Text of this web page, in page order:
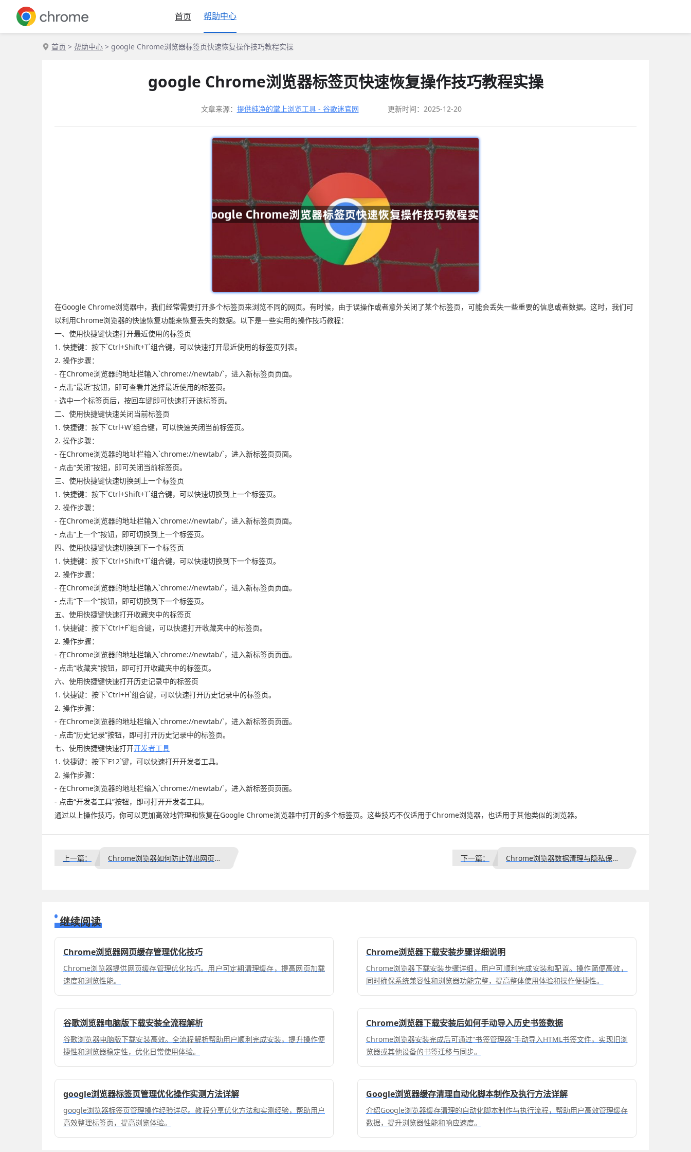
首页 帮助中心
首页 > 帮助中心 > google Chrome浏览器标签页快速恢复操作技巧教程实操
google Chrome浏览器标签页快速恢复操作技巧教程实操
文章来源： 提供纯净的掌上浏览工具 - 谷歌迷官网 更新时间：2025-12-20
在Google Chrome浏览器中，我们经常需要打开多个标签页来浏览不同的网页。有时候，由于误操作或者意外关闭了某个标签页，可能会丢失一些重要的信息或者数据。这时，我们可
以利用Chrome浏览器的快速恢复功能来恢复丢失的数据。以下是一些实用的操作技巧教程：
一、使用快捷键快速打开最近使用的标签页
1. 快捷键：按下`Ctrl+Shift+T`组合键，可以快速打开最近使用的标签页列表。
2. 操作步骤：
- 在Chrome浏览器的地址栏输入`chrome://newtab/`，进入新标签页页面。
- 点击“最近”按钮，即可查看并选择最近使用的标签页。
- 选中一个标签页后，按回车键即可快速打开该标签页。
二、使用快捷键快速关闭当前标签页
1. 快捷键：按下`Ctrl+W`组合键，可以快速关闭当前标签页。
2. 操作步骤：
- 在Chrome浏览器的地址栏输入`chrome://newtab/`，进入新标签页页面。
- 点击“关闭”按钮，即可关闭当前标签页。
三、使用快捷键快速切换到上一个标签页
1. 快捷键：按下`Ctrl+Shift+T`组合键，可以快速切换到上一个标签页。
2. 操作步骤：
- 在Chrome浏览器的地址栏输入`chrome://newtab/`，进入新标签页页面。
- 点击“上一个”按钮，即可切换到上一个标签页。
四、使用快捷键快速切换到下一个标签页
1. 快捷键：按下`Ctrl+Shift+T`组合键，可以快速切换到下一个标签页。
2. 操作步骤：
- 在Chrome浏览器的地址栏输入`chrome://newtab/`，进入新标签页页面。
- 点击“下一个”按钮，即可切换到下一个标签页。
五、使用快捷键快速打开收藏夹中的标签页
1. 快捷键：按下`Ctrl+F`组合键，可以快速打开收藏夹中的标签页。
2. 操作步骤：
- 在Chrome浏览器的地址栏输入`chrome://newtab/`，进入新标签页页面。
- 点击“收藏夹”按钮，即可打开收藏夹中的标签页。
六、使用快捷键快速打开历史记录中的标签页
1. 快捷键：按下`Ctrl+H`组合键，可以快速打开历史记录中的标签页。
2. 操作步骤：
- 在Chrome浏览器的地址栏输入`chrome://newtab/`，进入新标签页页面。
- 点击“历史记录”按钮，即可打开历史记录中的标签页。
七、使用快捷键快速打开开发者工具
1. 快捷键：按下`F12`键，可以快速打开开发者工具。
2. 操作步骤：
- 在Chrome浏览器的地址栏输入`chrome://newtab/`，进入新标签页页面。
- 点击“开发者工具”按钮，即可打开开发者工具。
通过以上操作技巧，你可以更加高效地管理和恢复在Google Chrome浏览器中打开的多个标签页。这些技巧不仅适用于Chrome浏览器，也适用于其他类似的浏览器。
上一篇： Chrome浏览器如何防止弹出网页广告骚扰 下一篇： Chrome浏览器数据清理与隐私保护技巧
继续阅读
Chrome浏览器网页缓存管理优化技巧
Chrome浏览器提供网页缓存管理优化技巧。用户可定期清理缓存，提高网页加载
速度和浏览性能。
Chrome浏览器下载安装步骤详细说明
Chrome浏览器下载安装步骤详细，用户可顺利完成安装和配置。操作简便高效，
同时确保系统兼容性和浏览器功能完整，提高整体使用体验和操作便捷性。
谷歌浏览器电脑版下载安装全流程解析
谷歌浏览器电脑版下载安装高效。全流程解析帮助用户顺利完成安装，提升操作便
捷性和浏览器稳定性，优化日常使用体验。
Chrome浏览器下载安装后如何手动导入历史书签数据
Chrome浏览器安装完成后可通过“书签管理器”手动导入HTML书签文件，实现旧浏
览器或其他设备的书签迁移与同步。
google浏览器标签页管理优化操作实测方法详解
google浏览器标签页管理操作经验详尽。教程分享优化方法和实测经验，帮助用户
高效整理标签页，提高浏览体验。
Google浏览器缓存清理自动化脚本制作及执行方法详解
介绍Google浏览器缓存清理的自动化脚本制作与执行流程，帮助用户高效管理缓存
数据，提升浏览器性能和响应速度。